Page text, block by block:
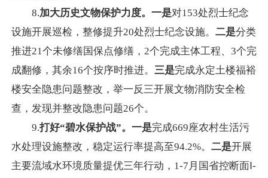
8.加大历史文物保护力度。一是对153处烈士纪念
设施开展巡检，整修提升20处烈士纪念设施。 二是分类
推进21个未修缮国保点修缮，2个完成主体工程、3个完
成翻修，其余16个按序时推进。 三是完成永定土楼福裕
楼安全隐患问题整改，举一反三开展文物消防安全检
查，发现并整改隐患问题26个。
9.打好“碧水保护战”。 一是完成669座农村生活污
水处理设施整改，稳定运行率提高至94.2%。 二是开展
主要流域水环境质量提优三年行动，1-7月国省控断面Ⅰ-